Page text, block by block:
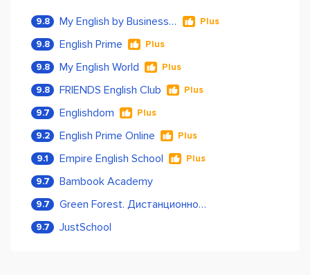
9.8 My English by Business Language Plus
9.8 English Prime Plus
9.8 My English World Plus
9.8 FRIENDS English Club Plus
9.7 Englishdom Plus
9.2 English Prime Online Plus
9.1 Empire English School Plus
9.7 Bambook Academy
9.7 Green Forest. Дистанционное обучение
9.7 JustSchool